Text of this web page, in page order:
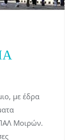
με έδρα
Μοιρών.